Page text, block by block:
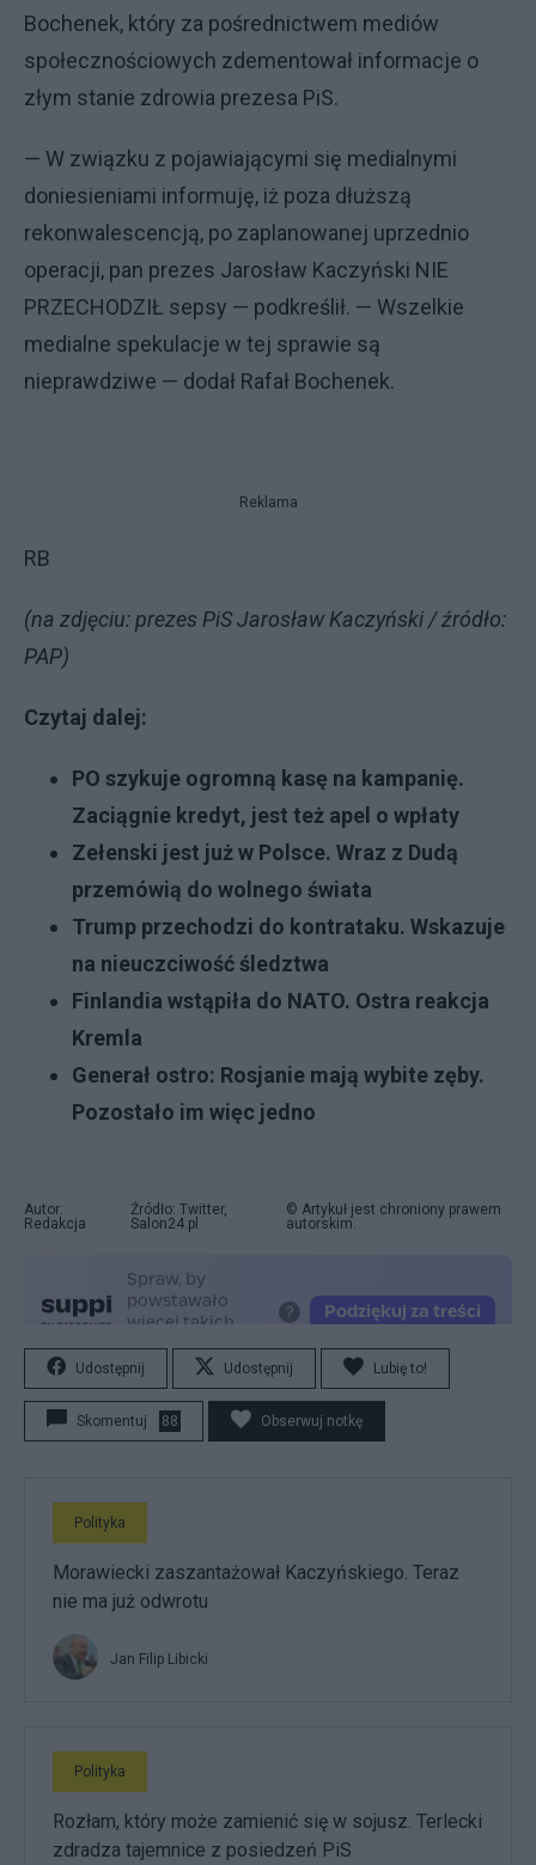
Bochenek, który za pośrednictwem mediów
społecznościowych zdementował informacje o
złym stanie zdrowia prezesa PiS.
— W związku z pojawiającymi się medialnymi
doniesieniami informuję, iż poza dłuższą
rekonwalescencją, po zaplanowanej uprzednio
operacji, pan prezes Jarosław Kaczyński NIE
PRZECHODZIŁ sepsy — podkreślił. — Wszelkie
medialne spekulacje w tej sprawie są
nieprawdziwe — dodał Rafał Bochenek.
Reklama
RB
(na zdjęciu: prezes PiS Jarosław Kaczyński / źródło:
PAP)
Czytaj dalej:
PO szykuje ogromną kasę na kampanię.
Zaciągnie kredyt, jest też apel o wpłaty
Zełenski jest już w Polsce. Wraz z Dudą
przemówią do wolnego świata
Trump przechodzi do kontrataku. Wskazuje
na nieuczciwość śledztwa
Finlandia wstąpiła do NATO. Ostra reakcja
Kremla
Generał ostro: Rosjanie mają wybite zęby.
Pozostało im więc jedno
Autor:
Redakcja
Źródło: Twitter,
Salon24.pl
© Artykuł jest chroniony prawem
autorskim.
Udostępnij Udostępnij Lubię to!
Skomentuj 88 Obserwuj notkę
Polityka
Morawiecki zaszantażował Kaczyńskiego. Teraz
nie ma już odwrotu
Jan Filip Libicki
Polityka
Rozłam, który może zamienić się w sojusz. Terlecki
zdradza tajemnice z posiedzeń PiS